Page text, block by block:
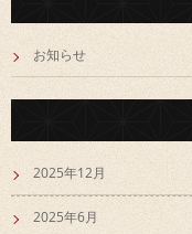
お知らせ
2025年12月
2025年6月